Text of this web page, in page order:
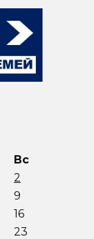
Вс
2
9
16
23